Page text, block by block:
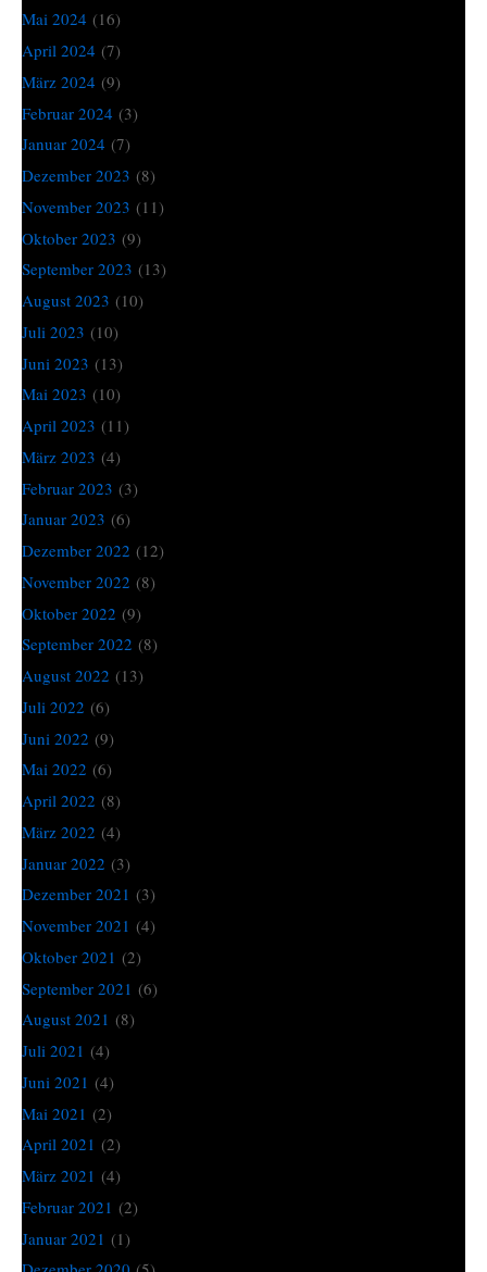
Mai 2024 (16)
April 2024 (7)
März 2024 (9)
Februar 2024 (3)
Januar 2024 (7)
Dezember 2023 (8)
November 2023 (11)
Oktober 2023 (9)
September 2023 (13)
August 2023 (10)
Juli 2023 (10)
Juni 2023 (13)
Mai 2023 (10)
April 2023 (11)
März 2023 (4)
Februar 2023 (3)
Januar 2023 (6)
Dezember 2022 (12)
November 2022 (8)
Oktober 2022 (9)
September 2022 (8)
August 2022 (13)
Juli 2022 (6)
Juni 2022 (9)
Mai 2022 (6)
April 2022 (8)
März 2022 (4)
Januar 2022 (3)
Dezember 2021 (3)
November 2021 (4)
Oktober 2021 (2)
September 2021 (6)
August 2021 (8)
Juli 2021 (4)
Juni 2021 (4)
Mai 2021 (2)
April 2021 (2)
März 2021 (4)
Februar 2021 (2)
Januar 2021 (1)